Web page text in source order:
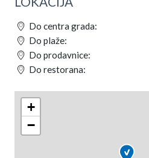
Do centra grada:
Do plaže:
Do prodavnice:
Do restorana:
+
−